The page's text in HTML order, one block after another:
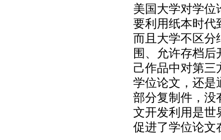
美国大学对学位
要利用纸本时代
而且大学不区分
围、允许存档
己作品中对第三
学位论文，还是
部分复制件，没
文开发利用是世
促进了学位论文